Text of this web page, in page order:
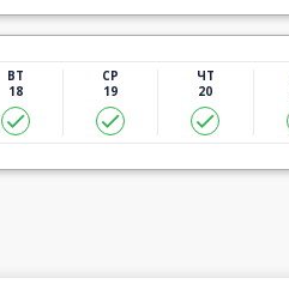
ВТ
18
СР
19
ЧТ
20